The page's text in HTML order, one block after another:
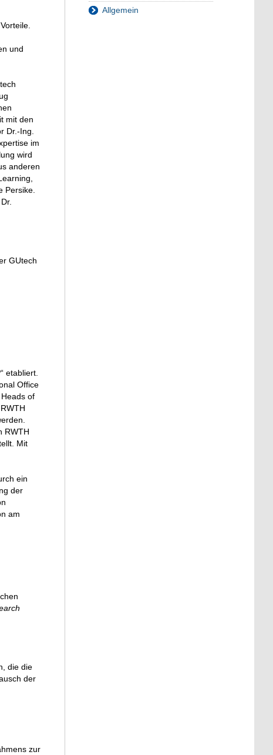
und
mit den
Dr.-Ing.
im
wird
anderen
Persike.
GUtech
etabliert.
Office
of
RWTH
Mit
ein
der
am
die die
der
zur
Allgemein